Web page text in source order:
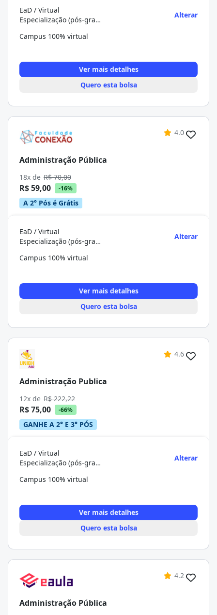
EaD / Virtual
Especialização (pós-graduação)
Alterar
Campus 100% virtual
Ver mais detalhes
Quero esta bolsa
4.0
Administração Pública
18x de R$ 70,00
R$ 59,00 -16%
A 2° Pós é Grátis
EaD / Virtual
Especialização (pós-graduação)
Alterar
Campus 100% virtual
Ver mais detalhes
Quero esta bolsa
4.6
Administração Publica
12x de R$ 222,22
R$ 75,00 -66%
GANHE A 2° E 3° PÓS
EaD / Virtual
Especialização (pós-graduação)
Alterar
Campus 100% virtual
Ver mais detalhes
Quero esta bolsa
4.2
Administração Pública